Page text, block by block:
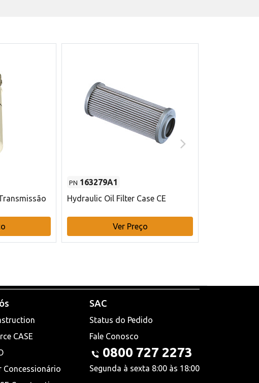
PN 163279A1
Hydraulic Oil Filter Case CE
Ver Preço
CASE
Concessionário
SAC
Status do Pedido
Fale Conosco
0800 727 2273
Segunda à sexta 8:00 às 18:00